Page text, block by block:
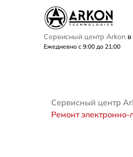
Сервисный центр Arkon
Ежедневно с 9:00 до 21:00
Сервисный центр
Ремонт